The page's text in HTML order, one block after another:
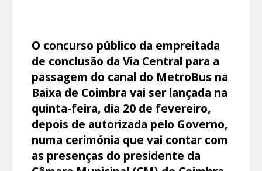
O concurso público da empreitada
de conclusão da Via Central para a
passagem do canal do MetroBus na
Baixa de Coimbra vai ser lançada na
quinta-feira, dia 20 de fevereiro,
depois de autorizada pelo Governo,
numa cerimónia que vai contar com
as presenças do presidente da